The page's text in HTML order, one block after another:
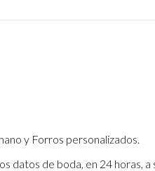
y Forros personalizados.
datos de boda, en 24 horas, a